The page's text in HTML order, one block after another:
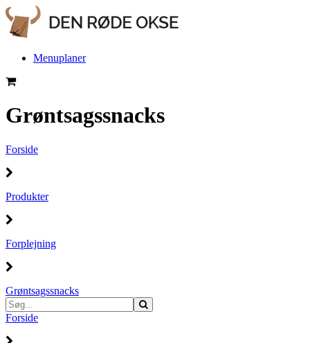
Menuplaner
Grøntsagssnacks
Forside
Produkter
Forplejning
Grøntsagssnacks
Forside